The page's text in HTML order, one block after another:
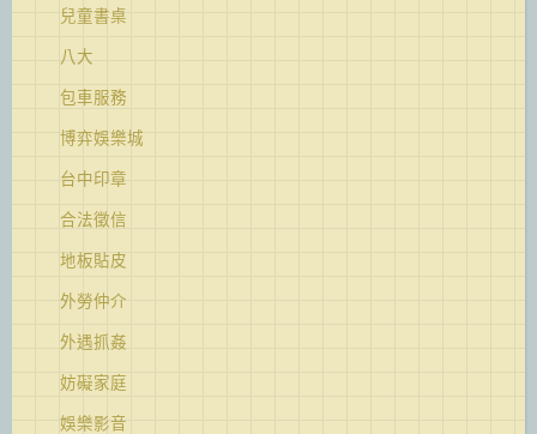
兒童書桌
八大
包車服務
博弈娛樂城
台中印章
合法徵信
地板貼皮
外勞仲介
外遇抓姦
妨礙家庭
娛樂影音